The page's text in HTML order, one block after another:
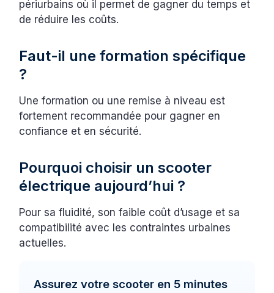
périurbains où il permet de gagner du temps et
de réduire les coûts.
Faut-il une formation spécifique
?
Une formation ou une remise à niveau est
fortement recommandée pour gagner en
confiance et en sécurité.
Pourquoi choisir un scooter
électrique aujourd’hui ?
Pour sa fluidité, son faible coût d’usage et sa
compatibilité avec les contraintes urbaines
actuelles.
Assurez votre scooter en 5 minutes